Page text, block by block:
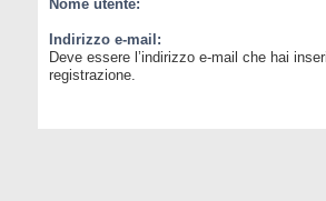
Nome utente:
Indirizzo e-mail:
Deve essere l’indirizzo e-mail che hai
registrazione.